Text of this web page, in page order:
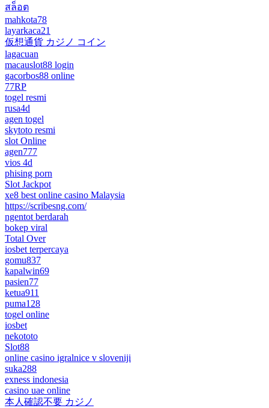
สล็อต
mahkota78
layarkaca21
仮想通貨 カジノ コイン
lagacuan
macauslot88 login
gacorbos88 online
77RP
togel resmi
rusa4d
agen togel
skytoto resmi
slot Online
agen777
vios 4d
phising porn
Slot Jackpot
xe8 best online casino Malaysia
https://scribesng.com/
ngentot berdarah
bokep viral
Total Over
iosbet terpercaya
gomu837
kapalwin69
pasien77
ketua911
puma128
togel online
iosbet
nekototo
Slot88
online casino igralnice v sloveniji
suka288
exness indonesia
casino uae online
本人確認不要 カジノ